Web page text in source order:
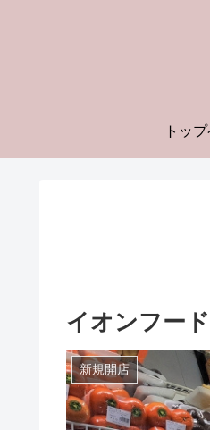
トッ
イオンフー
新規開店